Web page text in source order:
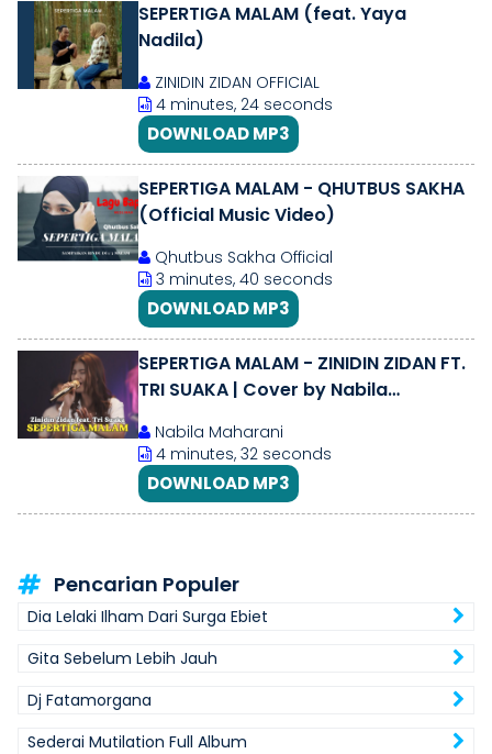
SEPERTIGA MALAM (feat. Yaya
Nadila)
ZINIDIN ZIDAN OFFICIAL
4 minutes, 24 seconds
DOWNLOAD MP3
SEPERTIGA MALAM - QHUTBUS SAKHA
(Official Music Video)
Qhutbus Sakha Official
3 minutes, 40 seconds
DOWNLOAD MP3
SEPERTIGA MALAM - ZINIDIN ZIDAN FT.
TRI SUAKA | Cover by Nabila
Nabila Maharani
4 minutes, 32 seconds
DOWNLOAD MP3
Pencarian Populer
Dia Lelaki Ilham Dari Surga Ebiet
Gita Sebelum Lebih Jauh
Dj Fatamorgana
Sederai Mutilation Full Album